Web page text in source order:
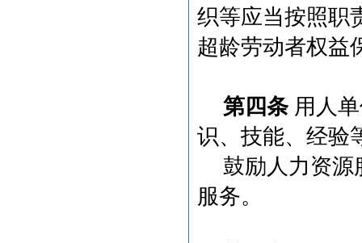
织等应当按照职
超龄劳动者权益
第四条 用人
识、技能、经验
鼓励人力资源
服务。